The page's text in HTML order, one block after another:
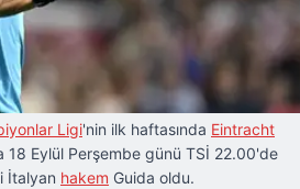
Ligi'nin ilk haftasında Eintracht
18 Eylül Perşembe günü TSİ 22.00'de
İtalyan hakem Guida oldu.